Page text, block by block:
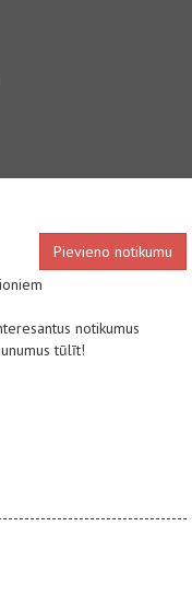
Pievieno notikumu
notikumus
tūlīt!